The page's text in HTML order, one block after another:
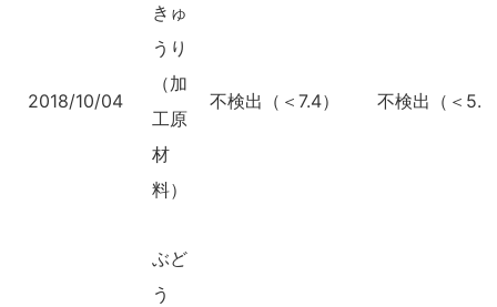
2018/10/04
きゅ
うり
（加
工原
材
料）
不検出（＜7.4） 不検出（＜5.4
ぶど
う